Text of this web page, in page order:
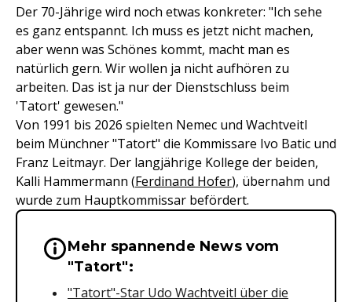
Der 70-Jährige wird noch etwas konkreter: "Ich sehe
es ganz entspannt. Ich muss es jetzt nicht machen,
aber wenn was Schönes kommt, macht man es
natürlich gern. Wir wollen ja nicht aufhören zu
arbeiten. Das ist ja nur der Dienstschluss beim
'Tatort' gewesen."
Von 1991 bis 2026 spielten Nemec und Wachtveitl
beim Münchner "Tatort" die Kommissare Ivo Batic und
Franz Leitmayr. Der langjährige Kollege der beiden,
Kalli Hammermann (Ferdinand Hofer), übernahm und
wurde zum Hauptkommissar befördert.
Wichtige Hinweise &
Mehr spannende News vom
"Tatort":
"Tatort"-Star Udo Wachtveitl über die